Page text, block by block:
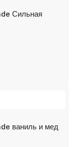
Сильная
ваниль и мед